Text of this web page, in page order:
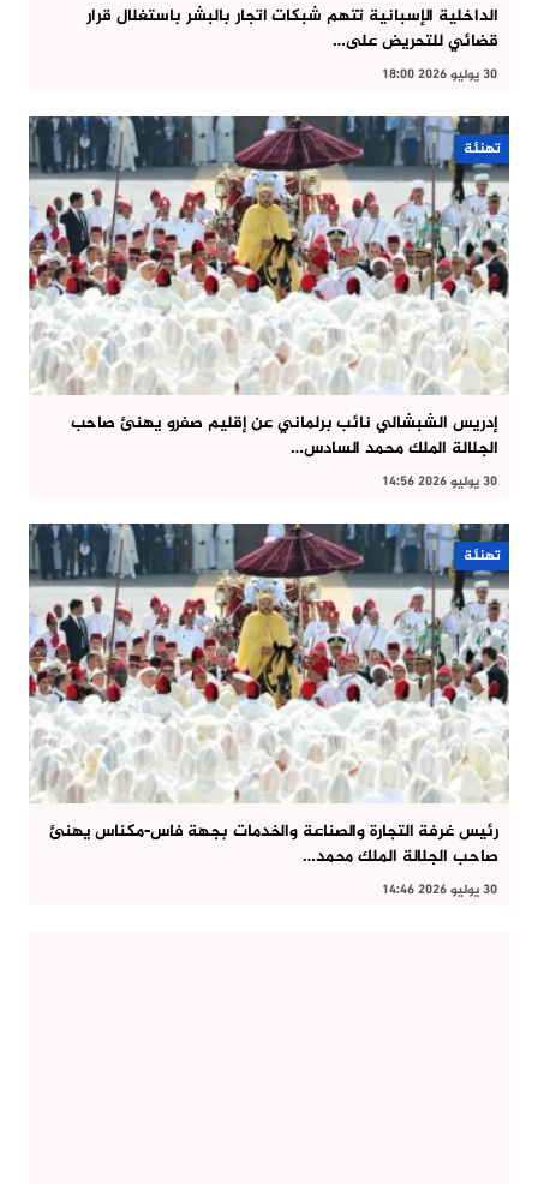
الداخلية الإسبانية تتهم شبكات اتجار بالبشر باستغلال قرار
قضائي للتحريض على…
30 يوليو 2026 18:00
تهنئة
إدريس الشبشالي نائب برلماني عن إقليم صفرو يهنئ صاحب
الجلالة الملك محمد السادس…
30 يوليو 2026 14:56
تهنئة
رئيس غرفة التجارة والصناعة والخدمات بجهة فاس-مكناس يهنئ
صاحب الجلالة الملك محمد…
30 يوليو 2026 14:46